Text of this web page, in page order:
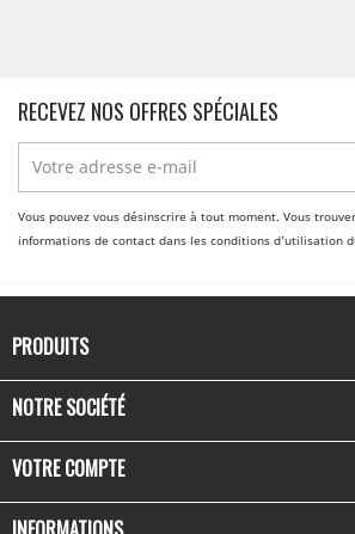
RECEVEZ NOS OFFRES SPÉCIALES
Vous pouvez vous désinscrire à tout moment. Vous
informations de contact dans les conditions d'utilisation
PRODUITS
NOTRE SOCIÉTÉ
VOTRE COMPTE